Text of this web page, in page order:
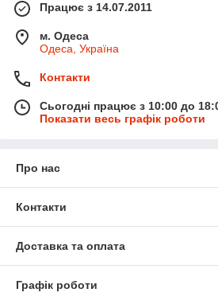
Працює з 14.07.2011
м. Одеса
Одеса, Україна
Контакти
Сьогодні працює з 10:00 до
Показати весь графік роботи
Про нас
Контакти
Доставка та оплата
Графік роботи